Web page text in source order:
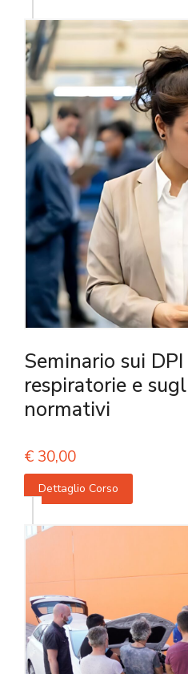
Seminario sui
respiratorie e
normativi
€ 30,00
Dettaglio Corso